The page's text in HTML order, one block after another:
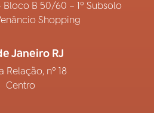
Bloco B 50/60 – 1º Subsolo
Shopping
Janeiro RJ
Relação, nº 18
Centro